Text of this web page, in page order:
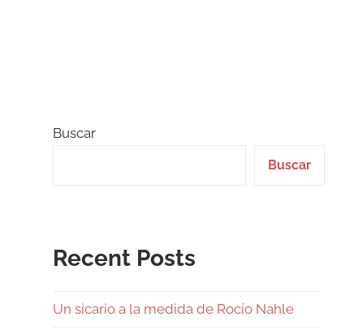
Buscar
Buscar
Recent Posts
Un sicario a la medida de Rocío Nahle